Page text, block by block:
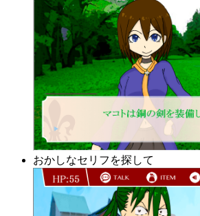
おかしなセリフを探して